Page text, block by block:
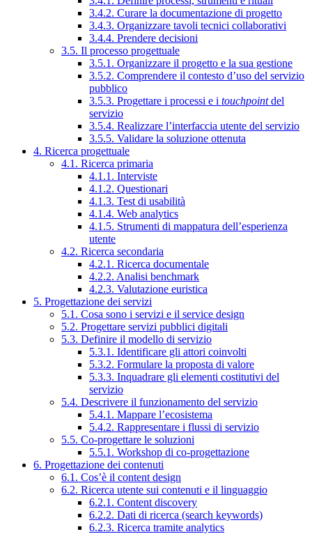
3.4.2. Curare la documentazione di progetto
3.4.3. Organizzare tavoli tecnici collaborativi
3.4.4. Prendere decisioni
3.5. Il processo progettuale
3.5.1. Organizzare il progetto e la sua gestione
3.5.2. Comprendere il contesto d’uso del servizio
pubblico
3.5.3. Progettare i processi e i touchpointdel
servizio
3.5.4. Realizzare l’interfaccia utente del servizio
3.5.5. Validare la soluzione ottenuta
4. Ricerca progettuale
4.1. Ricerca primaria
4.1.1. Interviste
4.1.2. Questionari
4.1.3. Test di usabilità
4.1.4. Web analytics
4.1.5. Strumenti di mappatura dell’esperienza
utente
4.2. Ricerca secondaria
4.2.1. Ricerca documentale
4.2.2. Analisi benchmark
4.2.3. Valutazione euristica
5. Progettazione dei servizi
5.1. Cosa sono i servizi e il service design
5.2. Progettare servizi pubblici digitali
5.3. Definire il modello di servizio
5.3.1. Identificare gli attori coinvolti
5.3.2. Formulare la proposta di valore
5.3.3. Inquadrare gli elementi costitutivi del
servizio
5.4. Descrivere il funzionamento del servizio
5.4.1. Mappare l’ecosistema
5.4.2. Rappresentare i flussi di servizio
5.5. Co-progettare le soluzioni
5.5.1. Workshop di co-progettazione
6. Progettazione dei contenuti
6.1. Cos’è il content design
6.2. Ricerca utente sui contenuti e il linguaggio
6.2.1. Content discovery
6.2.2. Dati di ricerca (search keywords)
6.2.3. Ricerca tramite analytics